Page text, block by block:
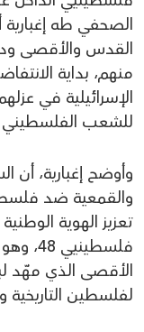
منهم، بداية
الإسرائيلية في
للشعب
وأوضح إغبارية، أن
تعزيز الهوية
الأقصى الذي مهّد
لفلسطين